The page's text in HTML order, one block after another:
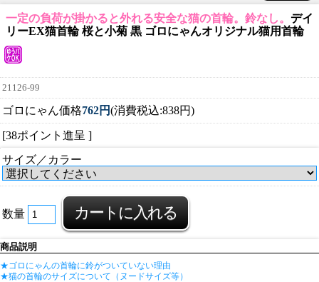
一定の負荷が掛かると外れる安全な猫の首輪。鈴なし。 デイ
リーEX猫首輪 桜と小菊 黒 ゴロにゃんオリジナル猫用首輪
21126-99
ゴロにゃん価格762円(消費税込:838円)
[38ポイント進呈 ]
サイズ／カラー
数量
商品説明
★ゴロにゃんの首輪に鈴がついていない理由
★猫の首輪のサイズについて（ヌードサイズ等）